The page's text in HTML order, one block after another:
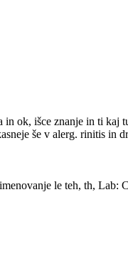
ok, išce znanje in ti
še v alerg. rinitis in
le teh, th,